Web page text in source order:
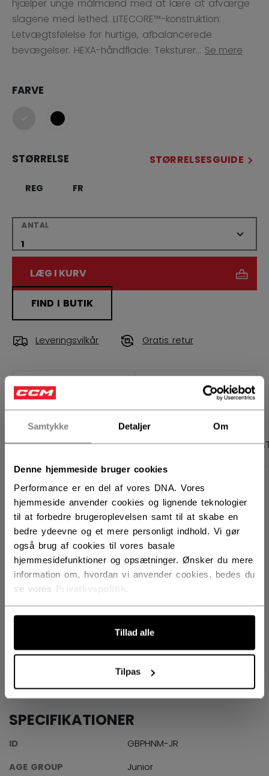
Samtykke Detaljer Om
Denne hjemmeside bruger cookies
Performance er en del af vores DNA. Vores
hjemmeside anvender cookies og lignende teknologier
til at forbedre brugeroplevelsen samt til at skabe en
bedre ydeevne og et mere personligt indhold. Vi gør
også brug af cookies til vores basale
hjemmesidefunktioner og opsætninger. Ønsker du mere
information om, hvordan vi anvender cookies, bedes du
se vores
.
Tillad alle
Tilpas
hjælper unge målmænd med at lære at afværge
slagene med lethed. LITECORE™-konstruktion:
Letvægtsfølelse for hurtige, afbalancerede
bevægelser. HEXA-håndflade: Teksturer... Se mere
FARVE
selected
STØRRELSE STØRRELSESGUIDE
REG FR
ANTAL
LÆG I KURV
FIND I BUTIK
Leveringsvilkår Gratis retur
ÅBN SOCIALE
PRODUKTBILLEDER BESKRIVELSE
CCM Phenom - goalie equipment designed
specifically with young goalies in mind!
SPECIFIKATIONER
ID
GBPHNM-JR
AGE GROUP
Junior